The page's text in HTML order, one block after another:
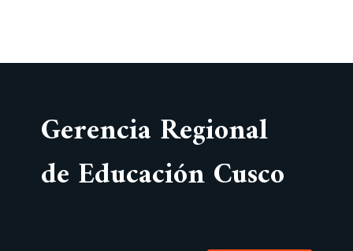
Gerencia Regional
de Educación Cusco